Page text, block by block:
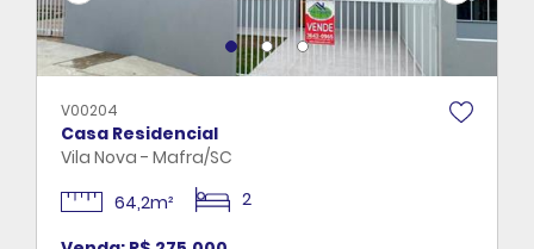
V00204
Casa Residencial
Vila Nova - Mafra/SC
64,2m²
2